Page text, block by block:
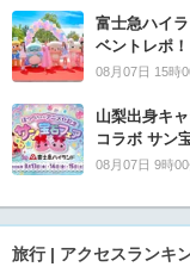
富士急ハイ
ベントレポ！
08月07日 15時
山梨出身キ
コラボ サン
08月07日 9時00
旅行 | アクセスランキ